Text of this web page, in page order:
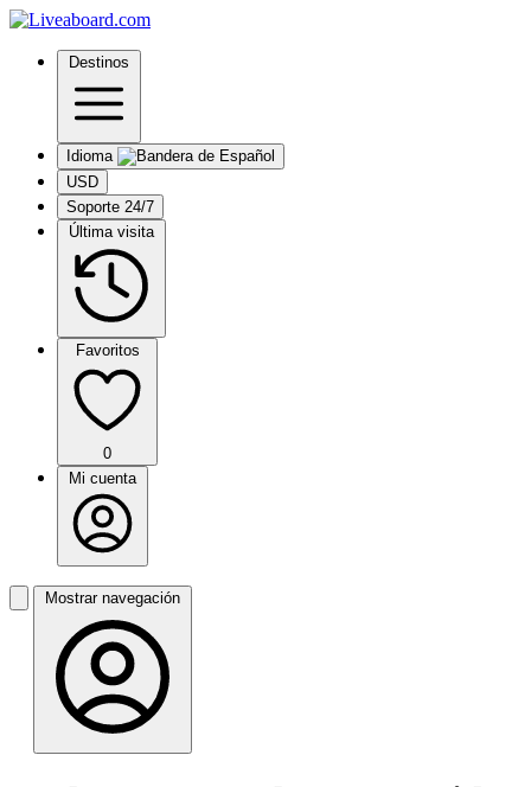
Destinos
Idioma
USD
Soporte 24/7
Última visita
Favoritos
0
Mi cuenta
Mostrar navegación